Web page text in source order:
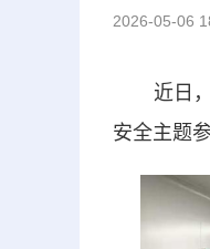
2026-05-06
近日，
安全主题